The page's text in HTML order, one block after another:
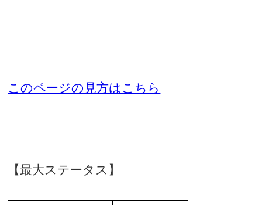
このページの見方はこちら
【最大ステータス】